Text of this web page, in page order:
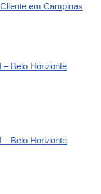
em Campinas
– Belo Horizonte
– Belo Horizonte